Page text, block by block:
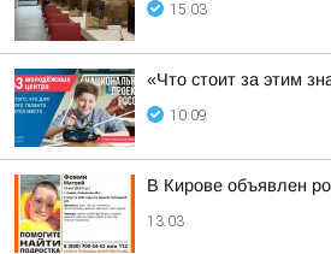
15:03
«Что стоит за этим
10:09
В Кирове объявлен
13:03